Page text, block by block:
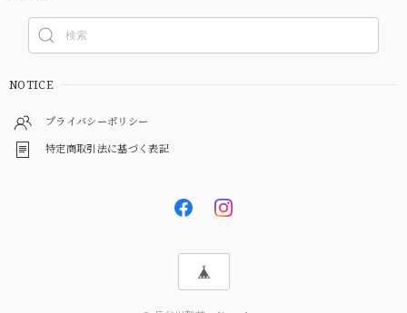
NOTICE
プライバシーポリシー
特定商取引法に基づく表記